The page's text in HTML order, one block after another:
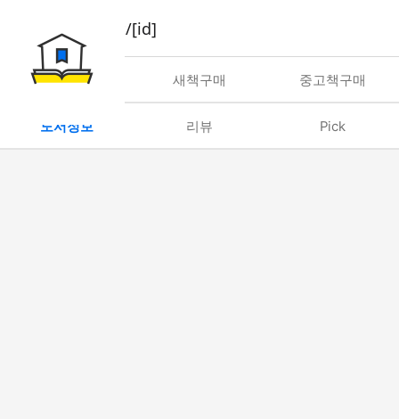
book/rent/[id]
대여 새책구매 중고책구매
도서정보 리뷰 Pick